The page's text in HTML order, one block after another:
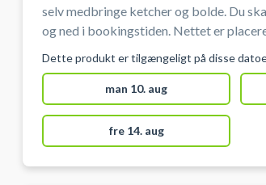
selv medbringe ketcher og bolde. Du skal selv tage net op
og ned i bookingstiden. Nettet er placeret i det
indgangsdøren.
Dette produkt er tilgængeligt på disse
man 10. aug
fre 14. aug